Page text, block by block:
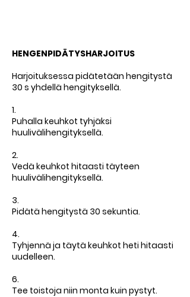
HENGENPIDÄTYSHARJOITUS
Harjoituksessa pidätetään hengitystä
30 s yhdellä hengityksellä.
1.
Puhalla keuhkot tyhjäksi
huulivälihengityksellä.
2.
Vedä keuhkot hitaasti täyteen
huulivälihengityksellä.
3.
Pidätä hengitystä 30 sekuntia.
4.
Tyhjennä ja täytä keuhkot heti hitaasti
uudelleen.
6.
Tee toistoja niin monta kuin pystyt.